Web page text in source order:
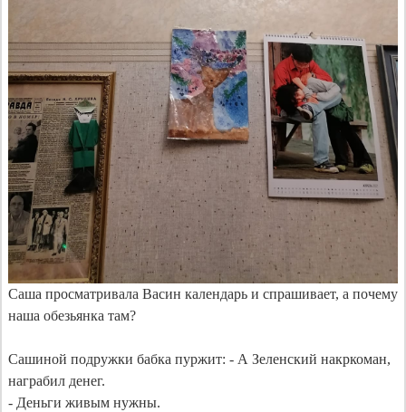
Саша просматривала Васин календарь и спрашивает, а почему
наша обезьянка там?
Сашиной подружки бабка пуржит: - А Зеленский накркоман,
награбил денег.
- Деньги живым нужны.